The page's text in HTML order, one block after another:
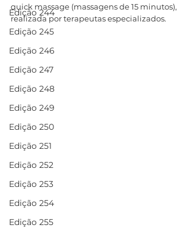
Edição 244
Edição 245
Edição 246
Edição 247
Edição 248
Edição 249
Edição 250
Edição 251
Edição 252
Edição 253
Edição 254
Edição 255
quick massage (massagens de 15 minutos),
realizada por terapeutas especializados.